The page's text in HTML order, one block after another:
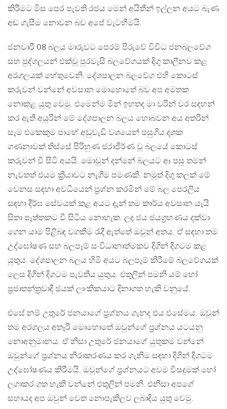
කිරීමට මිස පෙර පැවති රජය මෙන් අයිතීන් ඉල්ලන අයට බැණ
අඬ ගැසීම නොවන බව අපේ වැටහීමයි.
ජනවාරි 08 බලය මාරුවට පෙරම් පිරුවේ විවිධ ජනබලවේග
සහ පුද්ගලයන් එක්වූ පුරවැසි බලවේගයක් දිගු කාලීනව කළ
අරගලයක් හේතුවෙනි. දේශපාලන බලවේග එහි කොටස්
කරුවන් වන්නේ අවසාන මොහොතේ බව අප අමතක
නොකළ යුතු වෙමු. එමෙන්ම මින් ඉහතද මා වරින් වර සඳහන්
කර ඇති අයුරින් මේ දේශපාලන බලය හොබවන අය අතරින්
සෑම එකෙකුම පාහේ අඩුවැඩි වශයෙන් පසුගිය දශක
ගණනාවක් තිස්සේ පිරිහුණ ජරාජීර්ණ වූ බලයේ කොටස්
කරුවන් වී සිටි අයයි. මොවුන් දන්නේ බලයට ආ පසු තමන්
නැවතත් එයම ක්‍රියාවට නැගීම පමණකි. නමුත් දිගු කලක් මේ
වෙනස සඳහා අවධියෙන් ප්‍රශ්න කරමින් මේ බල පෙරලිය
සඳහා දීර්ඝ සේවයක් කළ අයට දැන් තම කාර්ය අවසාන යැයි
සිතා පැත්තකට වී සිටිය නොහැක. ලද ජය ජයග්‍රහණය දක්වා
ගෙන යාම පිළිබඳ වගකීම රැදී ඇත්තේ ඔවුන් අතය. ඒ සඳහා තම
උද්ඝෝෂණ සහ බලපෑම් සංවිධානාත්මකව දිගින් දිගටම කළ
යුතුය. දේශපාලන බලය හිමි අයට බලපෑම් කිරීමේ බලවේගයක්
ලෙස දිගින් දිගටම පැවතිය යුතුය. එතුලින් පමනි යම් හෝ
ප්‍රජාතන්ත්‍රවාදී ජයක් ලාංකිකයාට දිනාගත හැකි වනුයේ.
එසේ නම් උතුරේ ජනයාගේ ප්‍රශ්නය ගැනද එය එසේමය. ඔවුන්
තම අරගලය අතෑරි මොහොතේ ඔවුන්ගේ ප්‍රශ්නය යටයනු
නොඅනුමානය. ඒ නිසා උතුරේ ජනයාගේ යුතුකම වන්නේ
ඔවුන්ගේ ප්‍රශ්නය නිරාකරණය කර ගැනීම සඳහා දිගින් දිගටම
උද්ඝෝෂණය කිරීමයි. ඔවුන්ගේ ප්‍රශ්නයට අවම විසදුමක් හෝ
ලගාකර ගත හැකි වන්නේ එතුලින් පමනි. එනිසා අපගේ
සහායද අප ඔවුන් වෙත නොපැකිලව ලබාදිය යුතු වෙමු.